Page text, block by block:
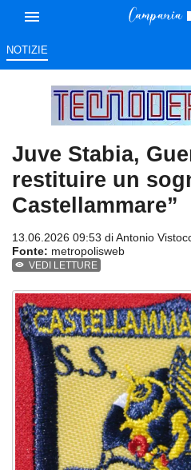
NOTIZIE
Juve Stabia,
restituire un
Castellammare”
13.06.2026 09:53 diAntonio
Fonte: metropolisweb
VEDI LETTURE